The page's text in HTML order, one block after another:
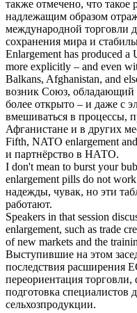
также отмечено, что такое
надлежащим образом
международной торговли
сохранения мира и
Enlargementhas produced a
more explicitly – and even
Balkans, Afghanistan, and
возник Союз, обладающий
более открыто – и даже с
вмешиваться в процессы,
Афганистане и в других
Fifth, NATO enlargement
и партнёрство в НАТО.
I don't mean to burst your
enlargementpills do not
надежды, чувак, но эти
работают.
Speakers in that session
enlargement, such as trade
of new markets and the
Выступившие на этом
последствия расширения
переориентация
подготовка специалистов
сельхозпродукции.